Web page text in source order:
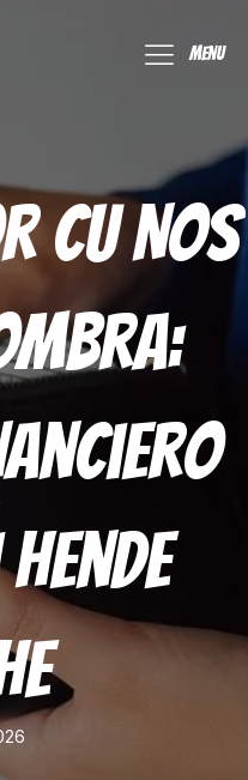
Menu
Cu Nos